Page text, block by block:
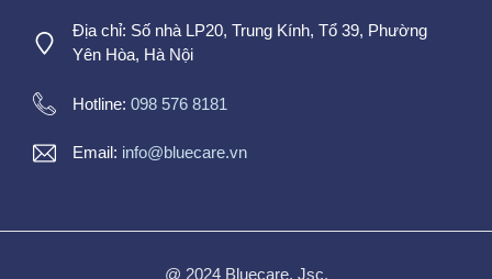
Địa chỉ: Số nhà LP20, Trung Kính, Tổ 39, Phường
Yên Hòa, Hà Nội
Hotline: 098 576 8181
Email: info@bluecare.vn
@ 2024 Bluecare, Jsc.